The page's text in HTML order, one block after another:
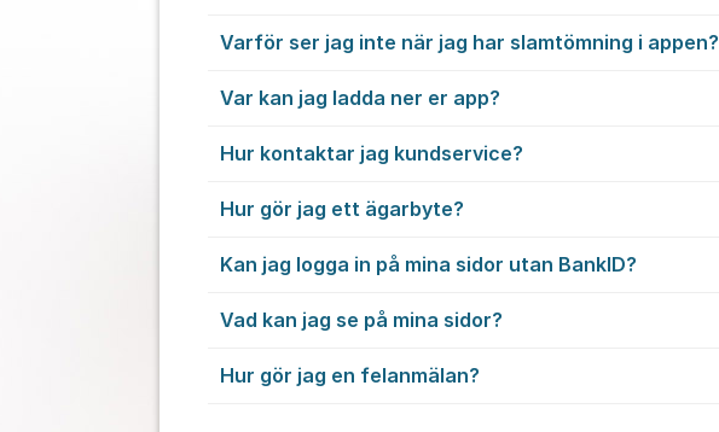
Varför ser jag inte när jag har slamtömning i appen?
Var kan jag ladda ner er app?
Hur kontaktar jag kundservice?
Hur gör jag ett ägarbyte?
Kan jag logga in på mina sidor utan BankID?
Vad kan jag se på mina sidor?
Hur gör jag en felanmälan?